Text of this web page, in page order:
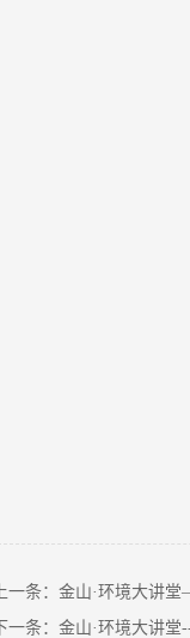
上一条：金山·环境大讲堂
一条：金山·环境大讲堂--